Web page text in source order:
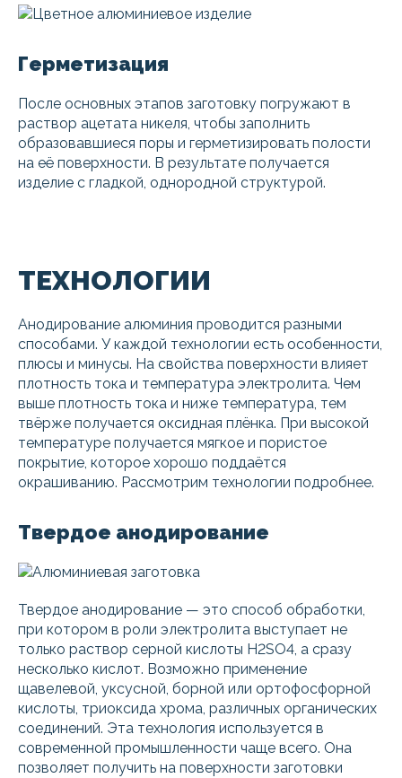
Герметизация
После основных этапов заготовку погружают в
раствор ацетата никеля, чтобы заполнить
образовавшиеся поры и герметизировать полости
на её поверхности. В результате получается
изделие с гладкой, однородной структурой.
ТЕХНОЛОГИИ
Анодирование алюминия проводится разными
способами. У каждой технологии есть особенности,
плюсы и минусы. На свойства поверхности влияет
плотность тока и температура электролита. Чем
выше плотность тока и ниже температура, тем
твёрже получается оксидная плёнка. При высокой
температуре получается мягкое и пористое
покрытие, которое хорошо поддаётся
окрашиванию. Рассмотрим технологии подробнее.
Твердое анодирование
Твердое анодирование — это способ обработки,
при котором в роли электролита выступает не
только раствор серной кислоты H2SO4, а сразу
несколько кислот. Возможно применение
щавелевой, уксусной, борной или ортофосфорной
кислоты, триоксида хрома, различных органических
соединений. Эта технология используется в
современной промышленности чаще всего. Она
позволяет получить на поверхности заготовки